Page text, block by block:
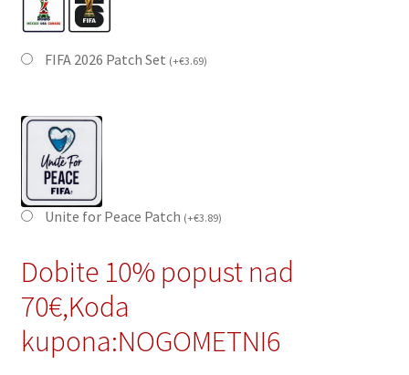
FIFA 2026 Patch Set (+€3.69)
Unite for Peace Patch (+€3.89)
Dobite 10% popust nad
70€,Koda
kupona:NOGOMETNI6